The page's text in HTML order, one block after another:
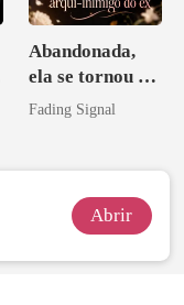
Abandonada,
ela se tornou a
noiva do arqui-
Fading Signal
Abrir